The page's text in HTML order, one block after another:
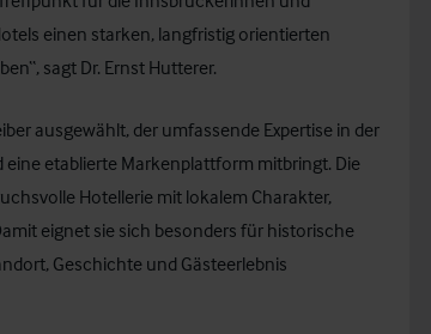
einen starken, langfristig orientierten
sagt Dr. Ernst Hutterer.
ausgewählt, der umfassende Expertise in der
etablierte Markenplattform mitbringt. Die
Hotellerie mit lokalem Charakter,
eignet sie sich besonders für historische
Geschichte und Gästeerlebnis